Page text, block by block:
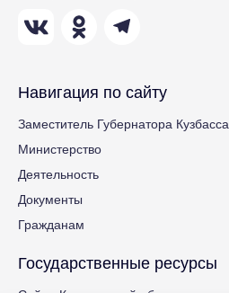
Навигация по сайту
Заместитель Губернатора Кузбасса
Министерство
Деятельность
Документы
Гражданам
Государственные ресурсы